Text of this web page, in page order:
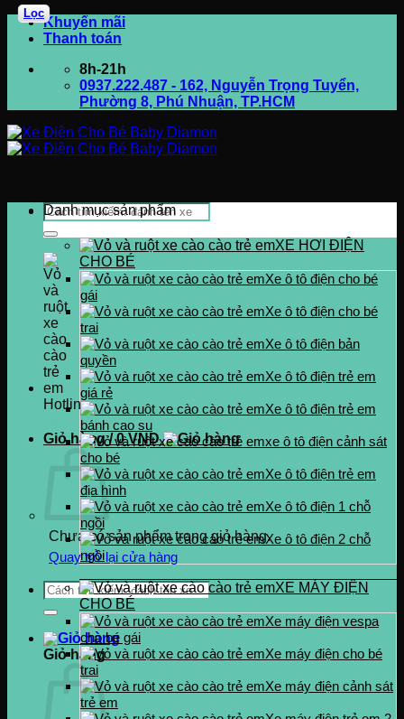
Bỏ
qua
dung
Khuyến mãi
Thanh toán
8h-21h
0937.222.487 - 162, Nguyễn Trọng Tuyển,
Phường 8, Phú Nhuận, TP.HCM
Tìm
kiếm:
Hotline
0937.222.487
Giỏ hàng /0VND
Chưa có sản phẩm trong giỏ hàng.
Quay trở lại cửa hàng
Tìm
kiếm:
Giỏ hàng
Danh mục sản phẩm
XE HƠI ĐIỆN
CHO BÉ
Xe ô tô điện cho bé
gái
Xe ô tô điện cho bé
trai
Xe ô tô điện bản
quyền
Xe ô tô điện trẻ em
giá rẻ
Xe ô tô điện trẻ em
bánh cao su
xe ô tô điện cảnh sát
cho bé
Xe ô tô điện trẻ em
địa hình
Xe ô tô điện 1 chỗ
ngồi
Xe ô tô điện 2 chỗ
ngồi
XE MÁY ĐIỆN
CHO BÉ
Xe máy điện vespa
cho bé gái
Xe máy điện cho bé
trai
Xe máy điện cảnh sát
trẻ em
Lọc